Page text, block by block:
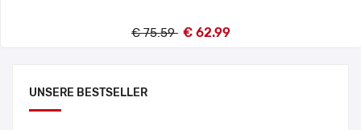
UNSERE BESTSELLER
€ 75.59 € 62.99